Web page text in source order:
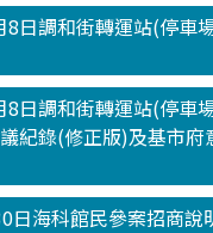
8日調和街轉運站(停車
8日調和街轉運站(停車
紀錄(修正版)及基市府
日海科館民參案招商說